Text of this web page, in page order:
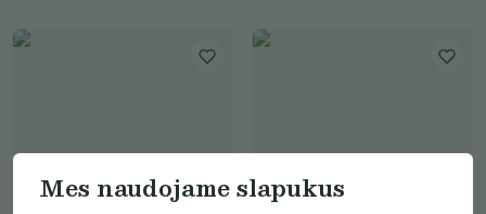
Mes naudojame slapukus